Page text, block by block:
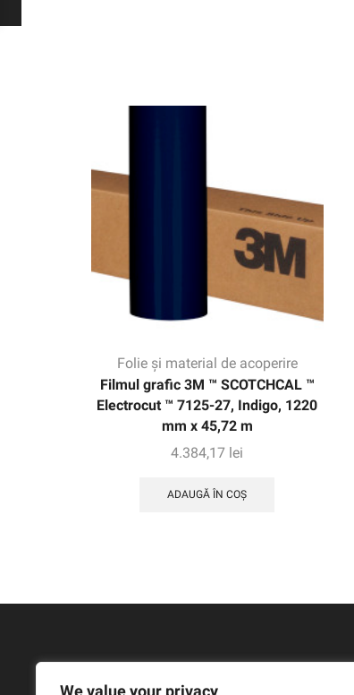
We value your privacy
Folie și material de acoperire
Filmul grafic 3M ™ SCOTCHCAL ™
Electrocut ™ 7125-27, Indigo, 1220
mm x 45,72 m
4.384,17 lei
ADAUGĂ ÎN COȘ